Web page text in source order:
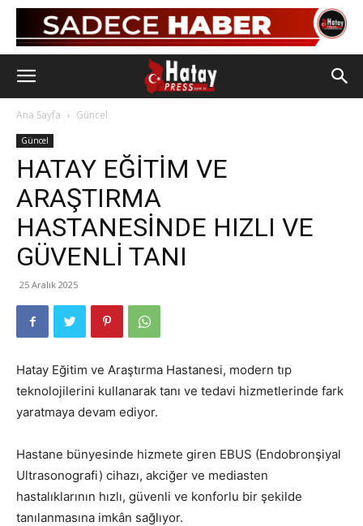
Ana Sayfa Güncel
Güncel
HATAY EĞİTİM VE
ARAŞTIRMA
HASTANESİNDE HIZLI VE
GÜVENLİ TANI
25 Aralık 2025
Hatay Eğitim ve Araştırma Hastanesi, modern tıp
teknolojilerini kullanarak tanı ve tedavi hizmetlerinde fark
yaratmaya devam ediyor.
Hastane bünyesinde hizmete giren EBUS (Endobronşiyal
Ultrasonografi) cihazı, akciğer ve mediasten
hastalıklarının hızlı, güvenli ve konforlu bir şekilde
tanılanmasına imkân sağlıyor.